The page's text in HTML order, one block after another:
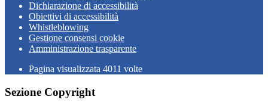
Dichiarazione di accessibilità
Obiettivi di accessibilità
Whistleblowing
Gestione consensi cookie
Amministrazione trasparente
Pagina visualizzata 4011 volte
Sezione Copyright